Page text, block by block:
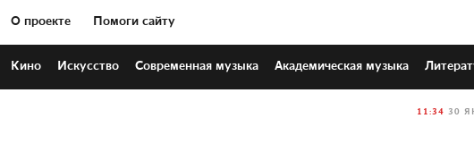
О проекте Помоги сайту
Кино Искусство Современная музыка Академическая музыка
11:34 30